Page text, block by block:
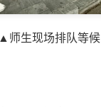
▲师生现场排队等候